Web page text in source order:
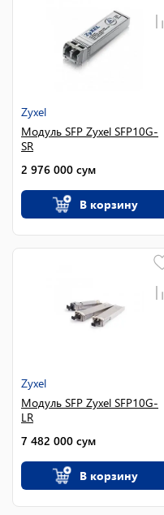
Zyxel
Модуль SFP Zyxel SFP10G-
SR
2 976 000 сум
В корзину
Zyxel
Модуль SFP Zyxel SFP10G-
LR
7 482 000 сум
В корзину